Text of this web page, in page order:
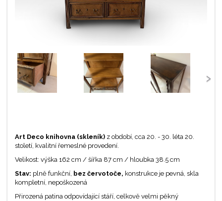
‹ ›
Art Deco knihovna (skleník) z období, cca 20. - 30. léta 20.
století, kvalitní řemeslné provedení.
Velikost: výška 162 cm / šířka 87 cm / hloubka 38.5 cm
Stav: plně funkční, bez červotoče, konstrukce je pevná, skla
kompletní, nepoškozená
Přirozená patina odpovídající stáří, celkově velmi pěkný